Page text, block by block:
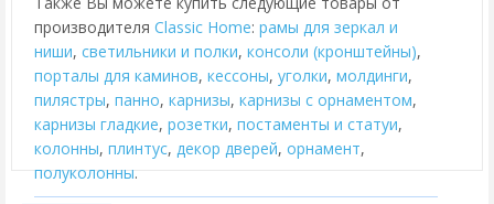
производителя Classic Home: рамы для зеркал и
ниши, cветильники и полки, консоли (кронштейны),
порталы для каминов, кессоны, уголки, молдинги,
пилястры, панно, карнизы, карнизы с орнаментом,
карнизы гладкие, розетки, постаменты и статуи,
колонны, плинтус, декор дверей, орнамент,
полуколонны.